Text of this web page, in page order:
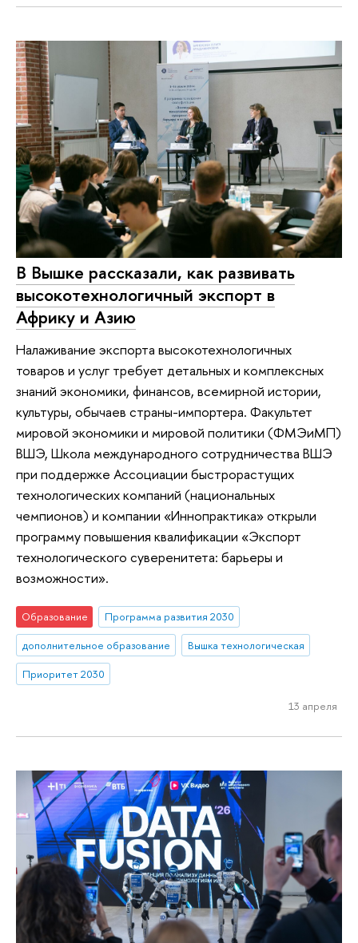
В Вышке рассказали, как развивать
высокотехнологичный экспорт в
Африку и Азию
Налаживание экспорта высокотехнологичных
товаров и услуг требует детальных и комплексных
знаний экономики, финансов, всемирной истории,
культуры, обычаев страны-импортера. Факультет
мировой экономики и мировой политики (ФМЭиМП)
ВШЭ, Школа международного сотрудничества ВШЭ
при поддержке Ассоциации быстрорастущих
технологических компаний (национальных
чемпионов) и компании «Иннопрактика» открыли
программу повышения квалификации «Экспорт
технологического суверенитета: барьеры и
возможности».
Образование
Программа развития 2030
дополнительное образование
Вышка технологическая
Приоритет 2030
13 апреля